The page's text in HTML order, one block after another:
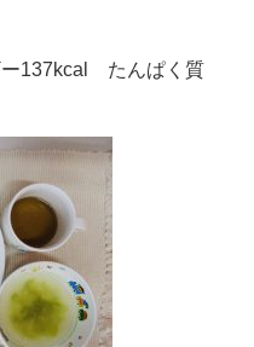
ー137kcal たんぱく質